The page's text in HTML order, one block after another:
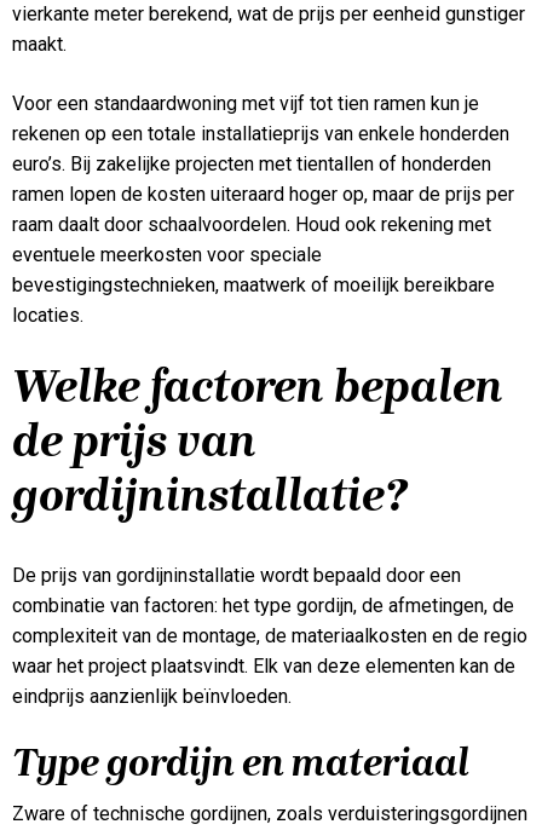
vierkante meter berekend, wat de prijs per eenheid gunstiger
maakt.
Voor een standaardwoning met vijf tot tien ramen kun je
rekenen op een totale installatieprijs van enkele honderden
euro’s. Bij zakelijke projecten met tientallen of honderden
ramen lopen de kosten uiteraard hoger op, maar de prijs per
raam daalt door schaalvoordelen. Houd ook rekening met
eventuele meerkosten voor speciale
bevestigingstechnieken, maatwerk of moeilijk bereikbare
locaties.
Welke factoren bepalen
de prijs van
gordijninstallatie?
De prijs van gordijninstallatie wordt bepaald door een
combinatie van factoren: het type gordijn, de afmetingen, de
complexiteit van de montage, de materiaalkosten en de regio
waar het project plaatsvindt. Elk van deze elementen kan de
eindprijs aanzienlijk beïnvloeden.
Type gordijn en materiaal
Zware of technische gordijnen, zoals verduisteringsgordijnen